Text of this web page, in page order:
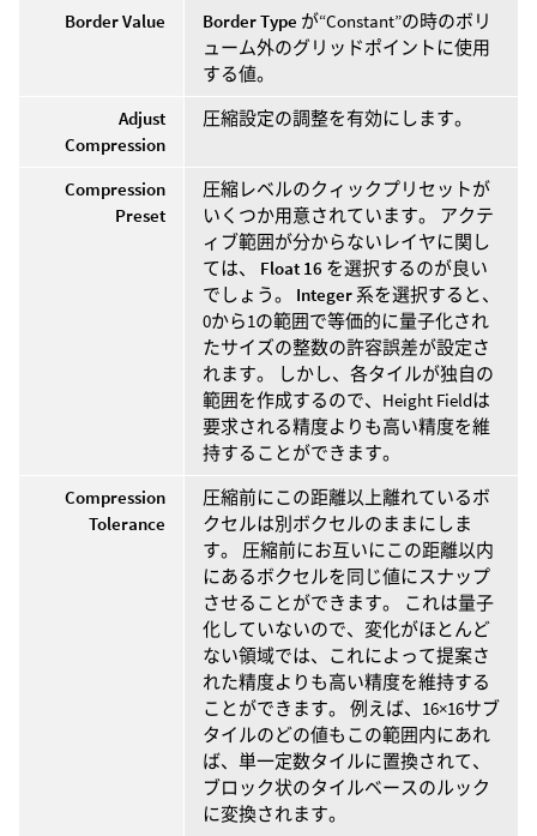
Border Value
Border Type が“Constant”の時のボリ
ューム外のグリッドポイントに使用
する値。
Adjust
Compression
圧縮設定の調整を有効にします。
Compression
Preset
圧縮レベルのクィックプリセットが
いくつか用意されています。 アクテ
ィブ範囲が分からないレイヤに関し
ては、 Float 16 を選択するのが良い
でしょう。 Integer 系を選択すると、
0から1の範囲で等価的に量子化され
たサイズの整数の許容誤差が設定さ
れます。 しかし、各タイルが独自の
範囲を作成するので、Height Fieldは
要求される精度よりも高い精度を維
持することができます。
Compression
Tolerance
圧縮前にこの距離以上離れているボ
クセルは別ボクセルのままにしま
す。 圧縮前にお互いにこの距離以内
にあるボクセルを同じ値にスナップ
させることができます。 これは量子
化していないので、変化がほとんど
ない領域では、これによって提案さ
れた精度よりも高い精度を維持する
ことができます。 例えば、16×16サブ
タイルのどの値もこの範囲内にあれ
ば、単一定数タイルに置換されて、
ブロック状のタイルベースのルック
に変換されます。